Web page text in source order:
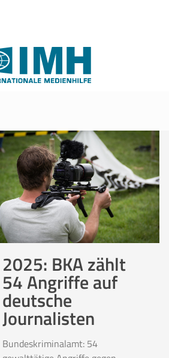
2025: BKA zählt
54 Angriffe auf
deutsche
Journalisten
Bundeskriminalamt: 54